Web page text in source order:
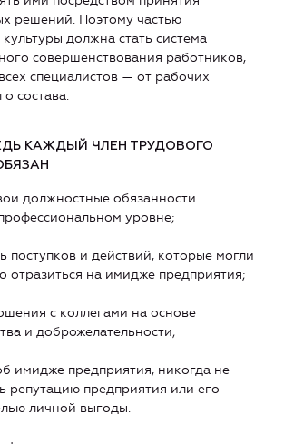
решений. Поэтому частью
должна стать система
совершенствования работников,
специалистов — от рабочих
состава.
КАЖДЫЙ ЧЛЕН ТРУДОВОГО
должностные обязанности
уровне;
поступков и действий, которые могли
отразиться на имидже предприятия;
с коллегами на основе
и доброжелательности;
имидже предприятия, никогда не
репутацию предприятия или его
личной выгоды.